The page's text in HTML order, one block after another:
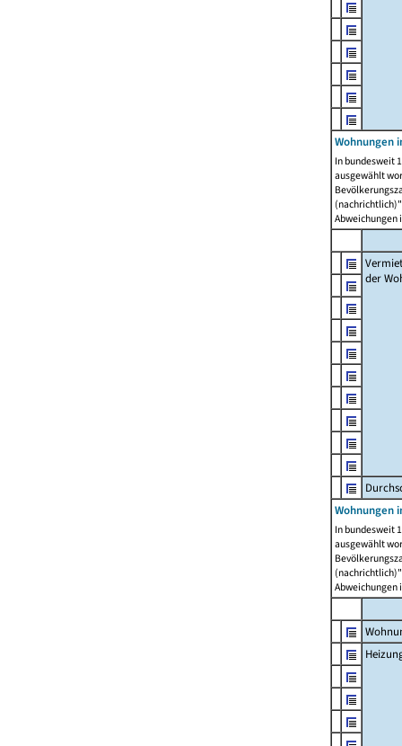
Wohnungen
In bundesweit
ausgewählt
Abweichungen
der
Wohnungen
In bundesweit
ausgewählt
Abweichungen